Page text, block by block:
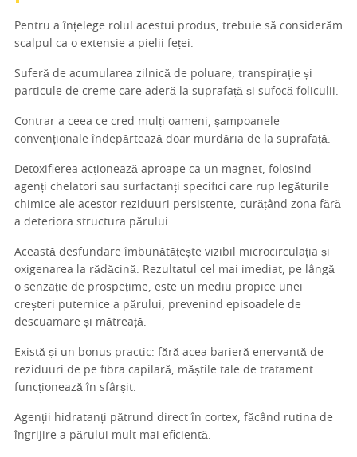
Pentru a înțelege rolul acestui produs, trebuie să considerăm
scalpul ca o extensie a pielii feței.
Suferă de acumularea zilnică de poluare, transpirație și
particule de creme care aderă la suprafață și sufocă foliculii.
Contrar a ceea ce cred mulți oameni, șampoanele
convenționale îndepărtează doar murdăria de la suprafață.
Detoxifierea acționează aproape ca un magnet, folosind
agenți chelatori sau surfactanți specifici care rup legăturile
chimice ale acestor reziduuri persistente, curățând zona fără
a deteriora structura părului.
Această desfundare îmbunătățește vizibil microcirculația și
oxigenarea la rădăcină. Rezultatul cel mai imediat, pe lângă
o senzație de prospețime, este un mediu propice unei
creșteri puternice a părului, prevenind episoadele de
descuamare și mătreață.
Există și un bonus practic: fără acea barieră enervantă de
reziduuri de pe fibra capilară, măștile tale de tratament
funcționează în sfârșit.
Agenții hidratanți pătrund direct în cortex, făcând rutina de
îngrijire a părului mult mai eficientă.